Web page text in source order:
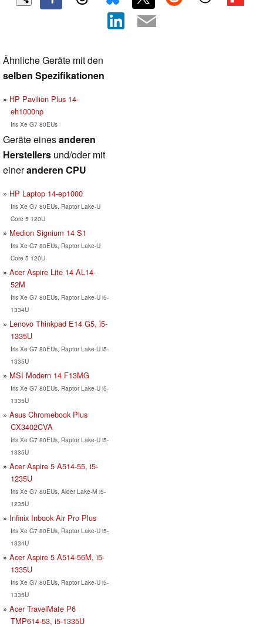
Ähnliche Geräte mit den
selben Spezifikationen
HP Pavilion Plus 14-
eh1000np
Iris Xe G7 80EUs
Geräte einesanderen
Herstellers und/oder mit
eineranderen CPU
HP Laptop 14-ep1000
Iris Xe G7 80EUs, Raptor Lake-U
Core 5 120U
Medion Signium 14 S1
Iris Xe G7 80EUs, Raptor Lake-U
Core 5 120U
Acer Aspire Lite 14 AL14-
52M
Iris Xe G7 80EUs, Raptor Lake-U i5-
1334U
Lenovo Thinkpad E14 G5, i5-
1335U
Iris Xe G7 80EUs, Raptor Lake-U i5-
1335U
MSI Modern 14 F13MG
Iris Xe G7 80EUs, Raptor Lake-U i5-
1335U
Asus Chromebook Plus
CX3402CVA
Iris Xe G7 80EUs, Raptor Lake-U i5-
1335U
Acer Aspire 5 A514-55, i5-
1235U
Iris Xe G7 80EUs, Alder Lake-M i5-
1235U
Infinix Inbook Air Pro Plus
Iris Xe G7 80EUs, Raptor Lake-U i5-
1334U
Acer Aspire 5 A514-56M, i5-
1335U
Iris Xe G7 80EUs, Raptor Lake-U i5-
1335U
Acer TravelMate P6
TMP614-53, i5-1335U